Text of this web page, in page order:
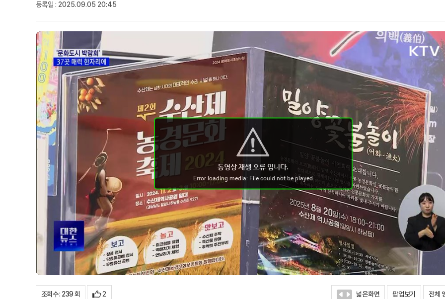
등록일 : 2025.09.05 20:45
조회수 : 239 회 2 넓은화면 팝업보기 전체